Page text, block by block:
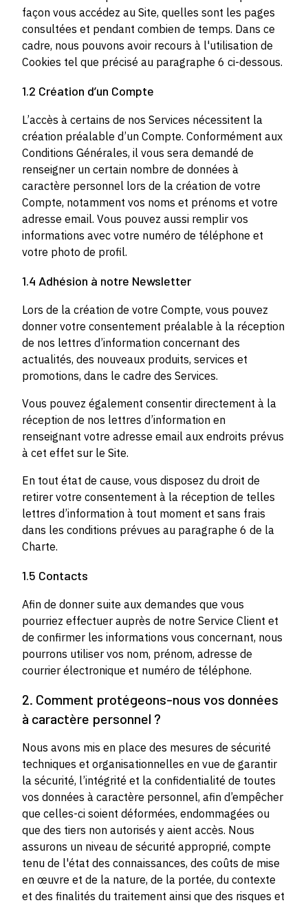
façon vous accédez au Site, quelles sont les pages
consultées et pendant combien de temps. Dans ce
cadre, nous pouvons avoir recours à l'utilisation de
Cookies tel que précisé au paragraphe 6 ci-dessous.
1.2 Création d’un Compte
L’accès à certains de nos Services nécessitent la
création préalable d’un Compte. Conformément aux
Conditions Générales, il vous sera demandé de
renseigner un certain nombre de données à
caractère personnel lors de la création de votre
Compte, notamment vos noms et prénoms et votre
adresse email. Vous pouvez aussi remplir vos
informations avec votre numéro de téléphone et
votre photo de profil.
1.4 Adhésion à notre Newsletter
Lors de la création de votre Compte, vous pouvez
donner votre consentement préalable à la réception
de nos lettres d’information concernant des
actualités, des nouveaux produits, services et
promotions, dans le cadre des Services.
Vous pouvez également consentir directement à la
réception de nos lettres d’information en
renseignant votre adresse email aux endroits prévus
à cet effet sur le Site.
En tout état de cause, vous disposez du droit de
retirer votre consentement à la réception de telles
lettres d’information à tout moment et sans frais
dans les conditions prévues au paragraphe 6 de la
Charte.
1.5 Contacts
Afin de donner suite aux demandes que vous
pourriez effectuer auprès de notre Service Client et
de confirmer les informations vous concernant, nous
pourrons utiliser vos nom, prénom, adresse de
courrier électronique et numéro de téléphone.
2. Comment protégeons-nous vos données
à caractère personnel ?
Nous avons mis en place des mesures de sécurité
techniques et organisationnelles en vue de garantir
la sécurité, l’intégrité et la confidentialité de toutes
vos données à caractère personnel, afin d’empêcher
que celles-ci soient déformées, endommagées ou
que des tiers non autorisés y aient accès. Nous
assurons un niveau de sécurité approprié, compte
tenu de l'état des connaissances, des coûts de mise
en œuvre et de la nature, de la portée, du contexte
et des finalités du traitement ainsi que des risques et